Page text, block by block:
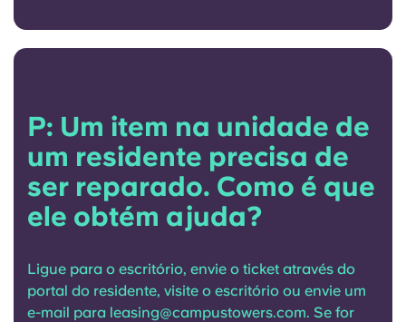
P: Um item na unidade de
um residente precisa de
ser reparado. Como é que
ele obtém ajuda?
Ligue para o escritório, envie o ticket através do
portal do residente, visite o escritório ou envie um
e-mail para leasing@campustowers.com. Se for